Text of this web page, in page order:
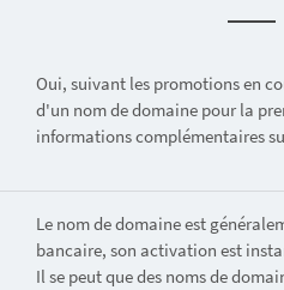
Oui, suivant les promotions en
d'un nom de domaine pour la
informations complémentaires
Le nom de domaine est
bancaire, son activation est
Il se peut que des noms de